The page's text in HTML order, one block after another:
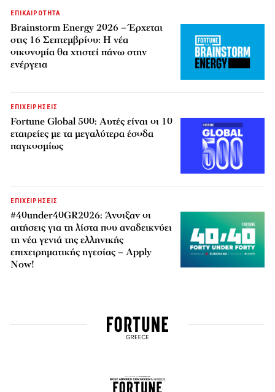
ΕΠΙΚΑΙΡΟΤΗΤΑ
Brainstorm Energy 2026 – Έρχεται
στις 16 Σεπτεμβρίου: Η νέα
οικονομία θα χτιστεί πάνω στην
ενέργεια
ΕΠΙΧΕΙΡΗΣΕΙΣ
Fortune Global 500: Αυτές είναι οι 10
εταιρείες με τα μεγαλύτερα έσοδα
παγκοσμίως
ΕΠΙΧΕΙΡΗΣΕΙΣ
#40under40GR2026: Άνοιξαν οι
αιτήσεις για τη λίστα που αναδεικνύει
τη νέα γενιά της ελληνικής
επιχειρηματικής ηγεσίας – Apply
Now!